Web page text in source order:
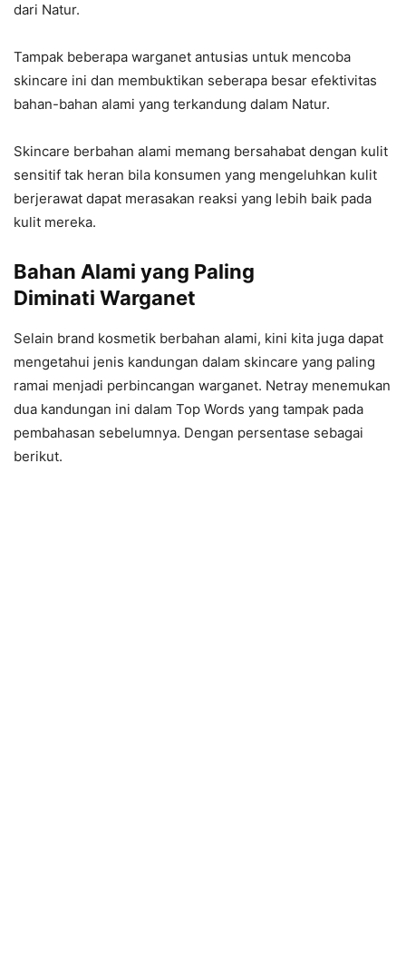
dari Natur.
Tampak beberapa warganet antusias untuk mencoba
skincare ini dan membuktikan seberapa besar efektivitas
bahan-bahan alami yang terkandung dalam Natur.
Skincare berbahan alami memang bersahabat dengan kulit
sensitif tak heran bila konsumen yang mengeluhkan kulit
berjerawat dapat merasakan reaksi yang lebih baik pada
kulit mereka.
Bahan Alami yang Paling
Diminati Warganet
Selain brand kosmetik berbahan alami, kini kita juga dapat
mengetahui jenis kandungan dalam skincare yang paling
ramai menjadi perbincangan warganet. Netray menemukan
dua kandungan ini dalam Top Words yang tampak pada
pembahasan sebelumnya. Dengan persentase sebagai
berikut.